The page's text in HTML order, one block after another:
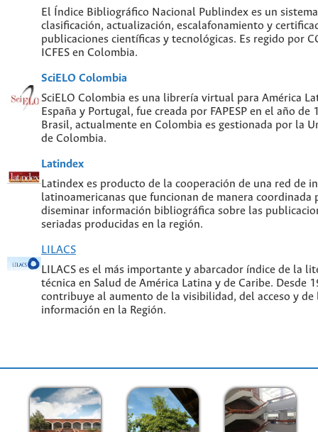
El Índice Bibliográfico Nacional Publindex es un
clasificación, actualización, escalafonamiento y
publicaciones científicas y tecnológicas. Es regido por
ICFES en Colombia.
SciELO Colombia
SciELO Colombia es una librería virtual para América
España y Portugal, fue creada por FAPESP en el año de
Brasil, actualmente en Colombia es gestionada por la
de Colombia.
Latindex
Latindex es producto de la cooperación de una red de
latinoamericanas que funcionan de manera coordinada
diseminar información bibliográfica sobre las
seriadas producidas en la región.
LILACS
LILACS es el más importante y abarcador índice de la
técnica en Salud de América Latina y de Caribe. Desde
contribuye al aumento de la visibilidad, del acceso y de
información en la Región.